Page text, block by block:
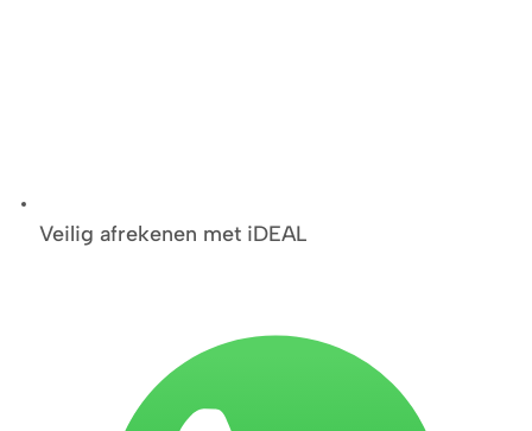
Veilig afrekenen met iDEAL